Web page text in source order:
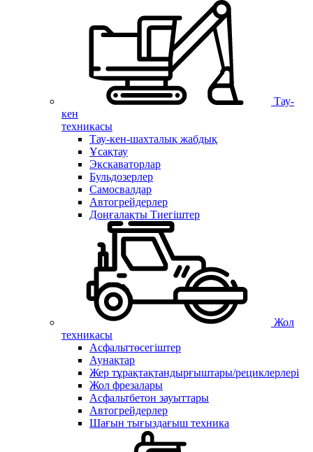
Тау-
кен
техникасы
Тау-кен-шахталық жабдық
Ұсақтау
Экскаваторлар
Бульдозерлер
Самосвалдар
Автогрейдерлер
Доңғалақты Тиегіштер
Жол
техникасы
Асфальттөсегіштер
Аунақтар
Жер тұрақтақтандырғыштары/рециклерлері
Жол фрезалары
Асфальтбетон зауыттары
Автогрейдерлер
Шағын тығыздағыш техника